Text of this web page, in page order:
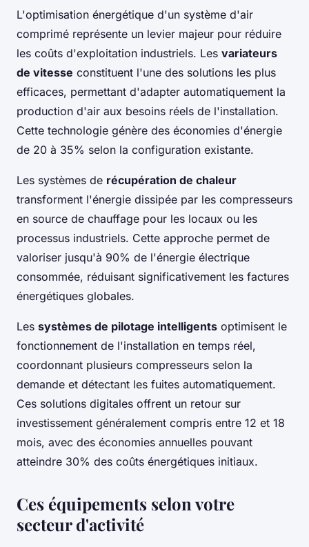
L'optimisation énergétique d'un système d'air
comprimé représente un levier majeur pour réduire
les coûts d'exploitation industriels. Les variateurs
de vitesse constituent l'une des solutions les plus
efficaces, permettant d'adapter automatiquement la
production d'air aux besoins réels de l'installation.
Cette technologie génère des économies d'énergie
de 20 à 35% selon la configuration existante.
Les systèmes de récupération de chaleur
transforment l'énergie dissipée par les compresseurs
en source de chauffage pour les locaux ou les
processus industriels. Cette approche permet de
valoriser jusqu'à 90% de l'énergie électrique
consommée, réduisant significativement les factures
énergétiques globales.
Les systèmes de pilotage intelligents optimisent le
fonctionnement de l'installation en temps réel,
coordonnant plusieurs compresseurs selon la
demande et détectant les fuites automatiquement.
Ces solutions digitales offrent un retour sur
investissement généralement compris entre 12 et 18
mois, avec des économies annuelles pouvant
atteindre 30% des coûts énergétiques initiaux.
Ces équipements selon votre
secteur d'activité